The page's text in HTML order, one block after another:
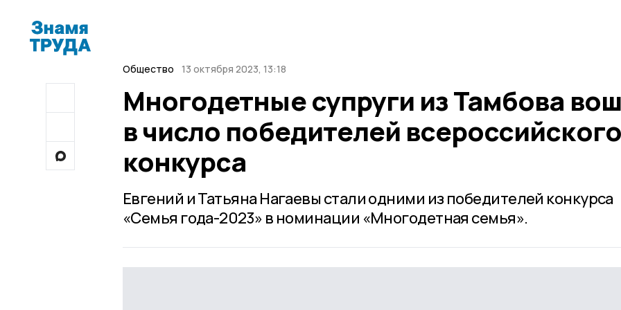
Общество 13 октября 2023, 13:18
Многодетные супруги из Тамбова
в число победителей всероссийского
конкурса
Евгений и Татьяна Нагаевы стали одними из победителей конкурса
«Семья года-2023» в номинации «Многодетная семья».